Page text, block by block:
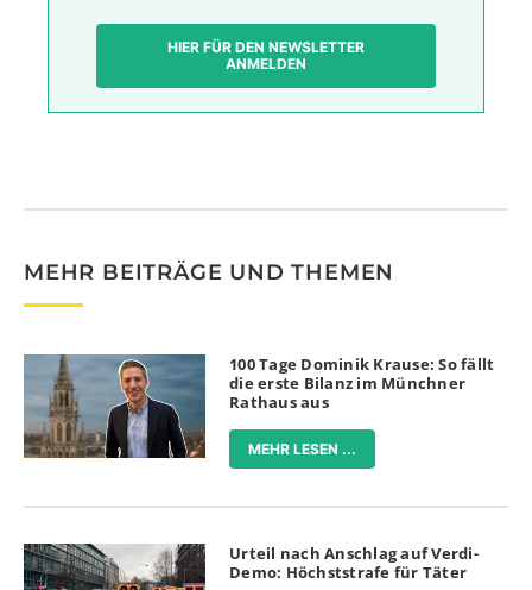
HIER FÜR DEN NEWSLETTER
ANMELDEN
MEHR BEITRÄGE UND THEMEN
100 Tage Dominik Krause: So fällt
die erste Bilanz im Münchner
Rathaus aus
MEHR LESEN ...
Urteil nach Anschlag auf Verdi-
Demo: Höchststrafe für Täter